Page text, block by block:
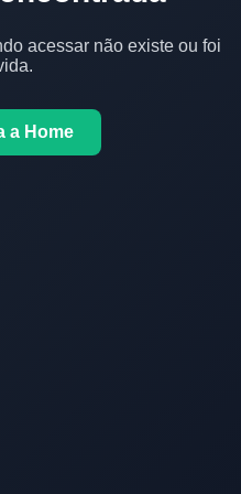
acessar não existe ou foi
a Home